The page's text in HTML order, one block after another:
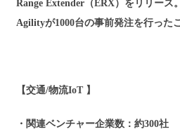
Range Extender（ERX）をリリース
Agilityが1000台の事前発注を行った
【交通/物流IoT 】
・関連ベンチャー企業数：約300社